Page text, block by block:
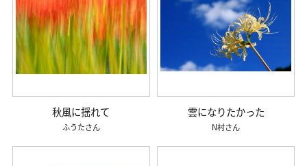
秋風に揺れて
ふうた
雲になりたかった
N村